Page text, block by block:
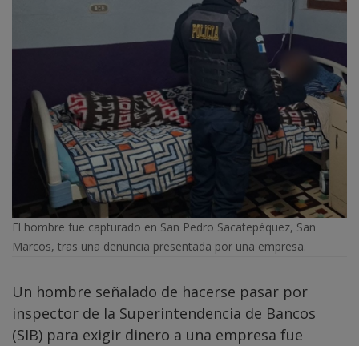
El hombre fue capturado en San Pedro Sacatepéquez, San
Marcos, tras una denuncia presentada por una empresa.
Un hombre señalado de hacerse pasar por
inspector de la Superintendencia de Bancos
(SIB) para exigir dinero a una empresa fue